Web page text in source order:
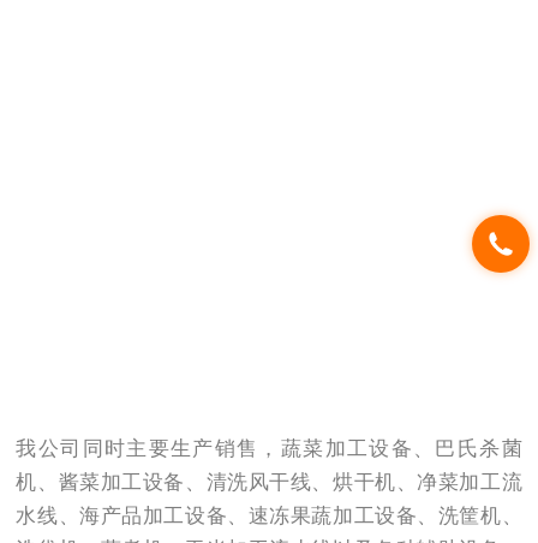
我公司同时主要生产销售，蔬菜加工设备、巴氏杀菌
机、酱菜加工设备、清洗风干线、烘干机、净菜加工流
水线、海产品加工设备、速冻果蔬加工设备、洗筐机、